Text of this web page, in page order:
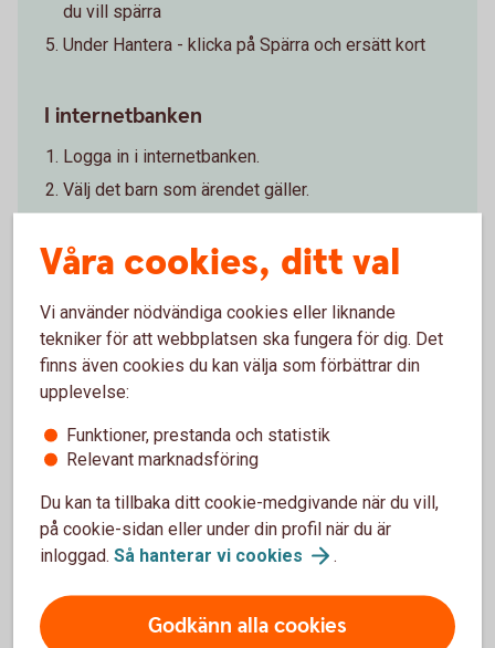
du vill spärra
Under Hantera - klicka på Spärra och ersätt kort
I internetbanken
Logga in i internetbanken.
Välj det barn som ärendet gäller.
Klicka på Spärra och ersätt kort.
Spärra barnskort
Våra cookies, ditt val
Vi använder nödvändiga cookies eller liknande
tekniker för att webbplatsen ska fungera för dig. Det
finns även cookies du kan välja som förbättrar din
upplevelse:
Funktioner, prestanda och statistik
Relevant marknadsföring
Du kan ta tillbaka ditt cookie-medgivande när du vill,
på cookie-sidan eller under din profil när du är
inloggad. Så hanterar vi cookies .
Godkänn alla cookies